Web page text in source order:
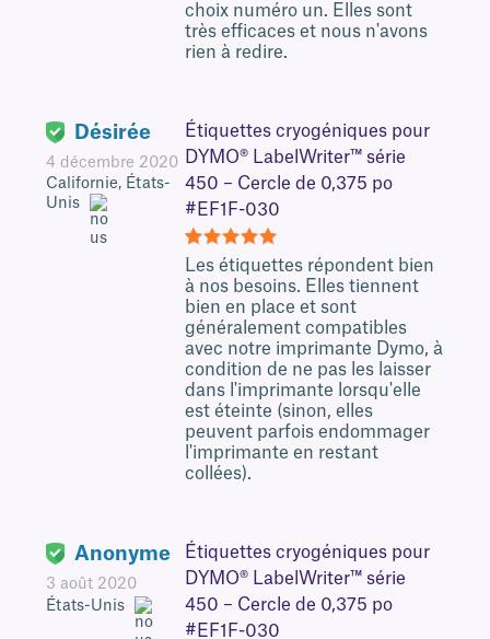
choix numéro un. Elles sont
très efficaces et nous n'avons
rien à redire.
Désirée
4 décembre 2020
Californie, États-
Unis
Étiquettes cryogéniques pour
DYMO® LabelWriter™ série
450 – Cercle de 0,375 po
#EF1F-030
5Les étiquettes répondent bien
à nos besoins. Elles tiennent
bien en place et sont
généralement compatibles
avec notre imprimante Dymo, à
condition de ne pas les laisser
dans l'imprimante lorsqu'elle
est éteinte (sinon, elles
peuvent parfois endommager
l'imprimante en restant
collées).
Anonyme
3 août 2020
États-Unis
Étiquettes cryogéniques pour
DYMO® LabelWriter™ série
450 – Cercle de 0,375 po
#EF1F-030